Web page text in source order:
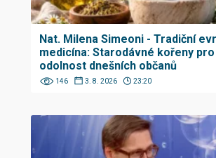
Nat. Milena Simeoni - Tradiční
medicína: Starodávné kořeny
odolnost dnešních občanů
146 3. 8. 2026 23:20